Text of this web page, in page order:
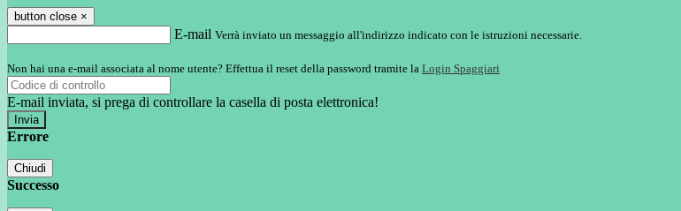
button close ×
E-mail Verrà inviato un messaggio all'indirizzo indicato con le istruzioni necessarie.
Non hai una e-mail associata al nome utente? Effettua il reset della password tramite la Login Spaggiari
E-mail inviata, si prega di controllare la casella di posta elettronica!
Errore
Chiudi
Successo